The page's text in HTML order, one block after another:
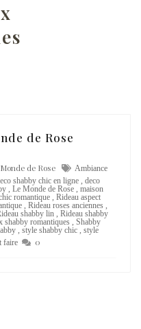
de Rose
de Rose
Ambiance
shabby chic en ligne
deco
Le Monde de Rose
maison
romantique
Rideau aspect
Rideau roses anciennes
shabby lin
Rideau shabby
shabby romantiques
Shabby
style shabby chic
style
faire
0